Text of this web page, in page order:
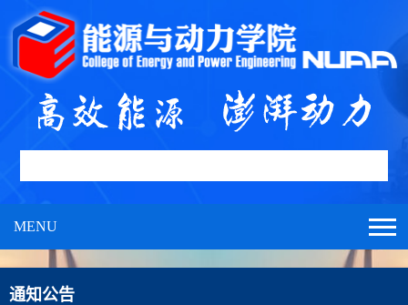
MENU
通知公告